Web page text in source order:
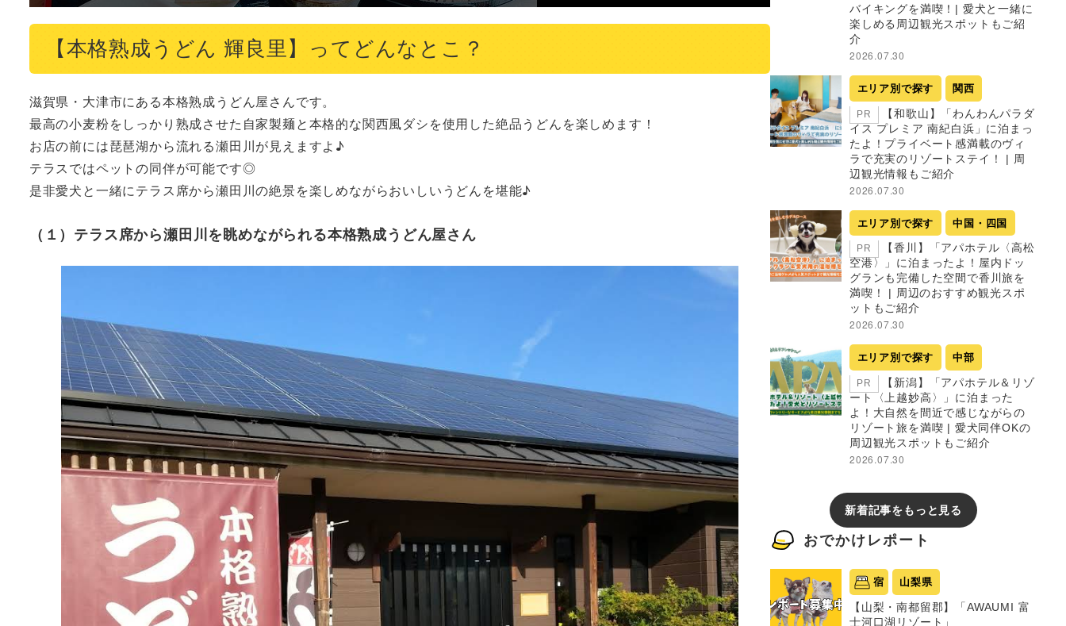
【本格熟成うどん 輝良里】ってどんなとこ？
滋賀県・大津市にある本格熟成うどん屋さんです。
最高の小麦粉をしっかり熟成させた自家製麺と本格的な関西風ダシを使用した絶品うどんを楽しめます！
お店の前には琵琶湖から流れる瀬田川が見えますよ♪
テラスではペットの同伴が可能です◎
是非愛犬と一緒にテラス席から瀬田川の絶景を楽しめながらおいしいうどんを堪能♪
（１）テラス席から瀬田川を眺めながられる本格熟成うどん屋さん
バイキングを満喫！| 愛犬と一緒に
楽しめる周辺観光スポットもご紹
介
2026.07.30
エリア別で探す 関西
PR
【和歌山】「わんわんパラダ
イス プレミア 南紀白浜」に泊まっ
たよ！プライベート感満載のヴィ
ラで充実のリゾートステイ！ | 周
辺観光情報もご紹介
2026.07.30
エリア別で探す 中国・四国
PR
【香川】「アパホテル〈高松
空港〉」に泊まったよ！屋内ドッ
グランも完備した空間で香川旅を
満喫！ | 周辺のおすすめ観光スポ
ットもご紹介
2026.07.30
エリア別で探す 中部
PR
【新潟】「アパホテル＆リゾ
ート〈上越妙高〉」に泊まった
よ！大自然を間近で感じながらの
リゾート旅を満喫 | 愛犬同伴OKの
周辺観光スポットもご紹介
2026.07.30
新着記事をもっと見る
おでかけレポート
宿 山梨県
【山梨・南都留郡】「AWAUMI 富
士河口湖リゾート」